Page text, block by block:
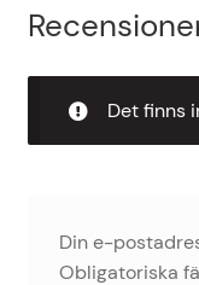
Det finns
Din e-
Obligatoriska